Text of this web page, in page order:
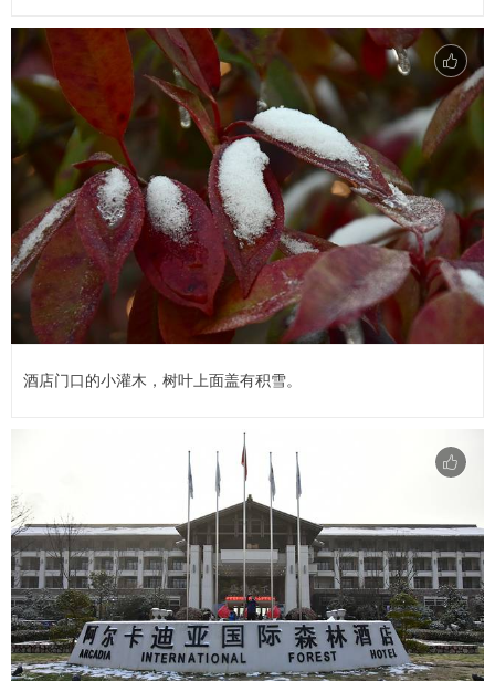
酒店门口的小灌木，树叶上面盖有积雪。